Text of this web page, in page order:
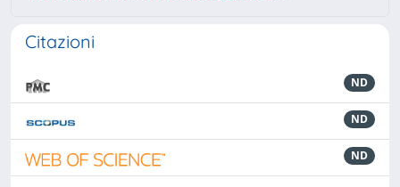
Citazioni
ND
ND
ND